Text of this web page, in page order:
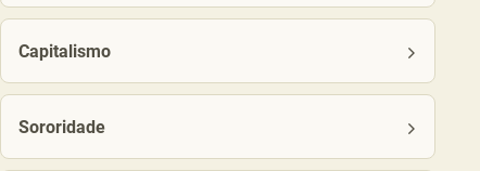
Capitalismo
Sororidade